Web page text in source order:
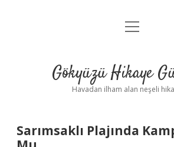
Anasayfa
Yasal Uyarı
menüyü
Gökyüzü Hikaye
Havadan ilham alan neşeli
Sarımsaklı Plajında